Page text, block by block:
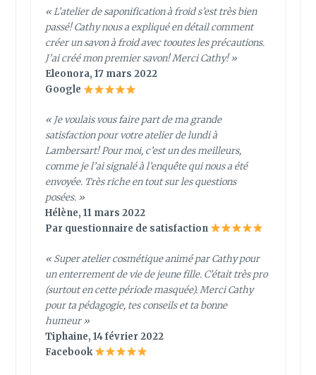
« L’atelier de saponification à froid s’est très bien
passé! Cathy nous a expliqué en détail comment
créer un savon à froid avec tooutes les précautions.
J’ai créé mon premier savon! Merci Cathy! »
Eleonora, 17 mars 2022
Google
« Je voulais vous faire part de ma grande
satisfaction pour votre atelier de lundi à
Lambersart! Pour moi, c’est un des meilleurs,
comme je l’ai signalé à l’enquête qui nous a été
envoyée. Très riche en tout sur les questions
posées. »
Hélène, 11 mars 2022
Par questionnaire de satisfaction
« Super atelier cosmétique animé par Cathy pour
un enterrement de vie de jeune fille. C’était très pro
(surtout en cette période masquée). Merci Cathy
pour ta pédagogie, tes conseils et ta bonne
humeur »
Tiphaine, 14 février 2022
Facebook